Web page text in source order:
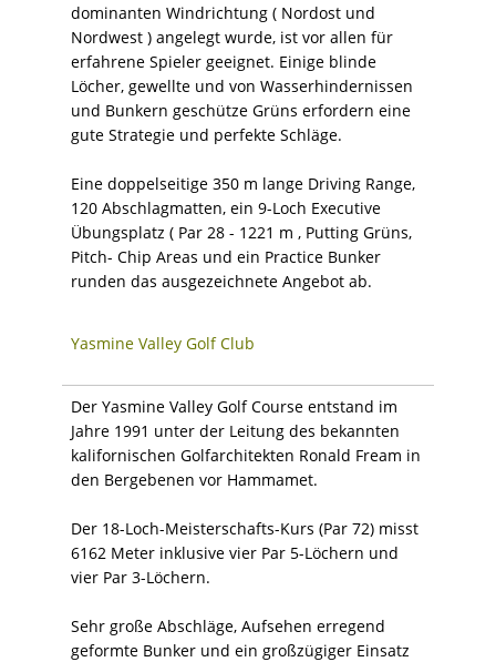
dominanten Windrichtung ( Nordost und
Nordwest ) angelegt wurde, ist vor allen für
erfahrene Spieler geeignet. Einige blinde
Löcher, gewellte und von Wasserhindernissen
und Bunkern geschütze Grüns erfordern eine
gute Strategie und perfekte Schläge.
Eine doppelseitige 350 m lange Driving Range,
120 Abschlagmatten, ein 9-Loch Executive
Übungsplatz ( Par 28 - 1221 m , Putting Grüns,
Pitch- Chip Areas und ein Practice Bunker
runden das ausgezeichnete Angebot ab.
Yasmine Valley Golf Club
Der Yasmine Valley Golf Course entstand im
Jahre 1991 unter der Leitung des bekannten
kalifornischen Golfarchitekten Ronald Fream in
den Bergebenen vor Hammamet.
Der 18-Loch-Meisterschafts-Kurs (Par 72) misst
6162 Meter inklusive vier Par 5-Löchern und
vier Par 3-Löchern.
Sehr große Abschläge, Aufsehen erregend
geformte Bunker und ein großzügiger Einsatz